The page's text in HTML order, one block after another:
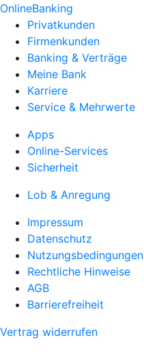
OnlineBanking
Privatkunden
Firmenkunden
Banking & Verträge
Meine Bank
Karriere
Service & Mehrwerte
Apps
Online-Services
Sicherheit
Lob & Anregung
Impressum
Datenschutz
Nutzungsbedingungen
Rechtliche Hinweise
AGB
Barrierefreiheit
Vertrag widerrufen